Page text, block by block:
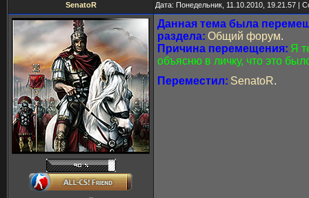
SenatoR Дата: Понедельник, 11.10.2010, 19.21.57 |
Данная тема была
раздела: Общий форум.
Причина перемещения: Я
объясню в личку, что это
Переместил: SenatoR.